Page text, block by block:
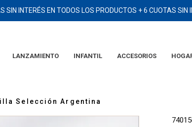
SIN INTERÉS EN TODOS LOS PRODUCTOS + 6 CUOTAS
LANZAMIENTO INFANTIL ACCESORIOS
Selección Argentina
2 .
camiseta